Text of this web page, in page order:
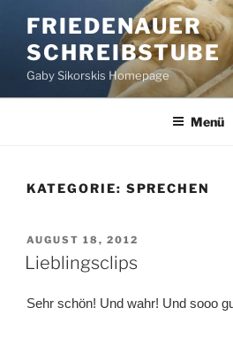
Inhalt
springen
FRIEDENAUER
SCHREIBSTUBE
Gaby Sikorskis Homepage
Menü
KATEGORIE: SPRECHEN
VERÖFFENTLICHT
AM
AUGUST 18, 2012
Lieblingsclips
Sehr schön! Und wahr! Und sooo